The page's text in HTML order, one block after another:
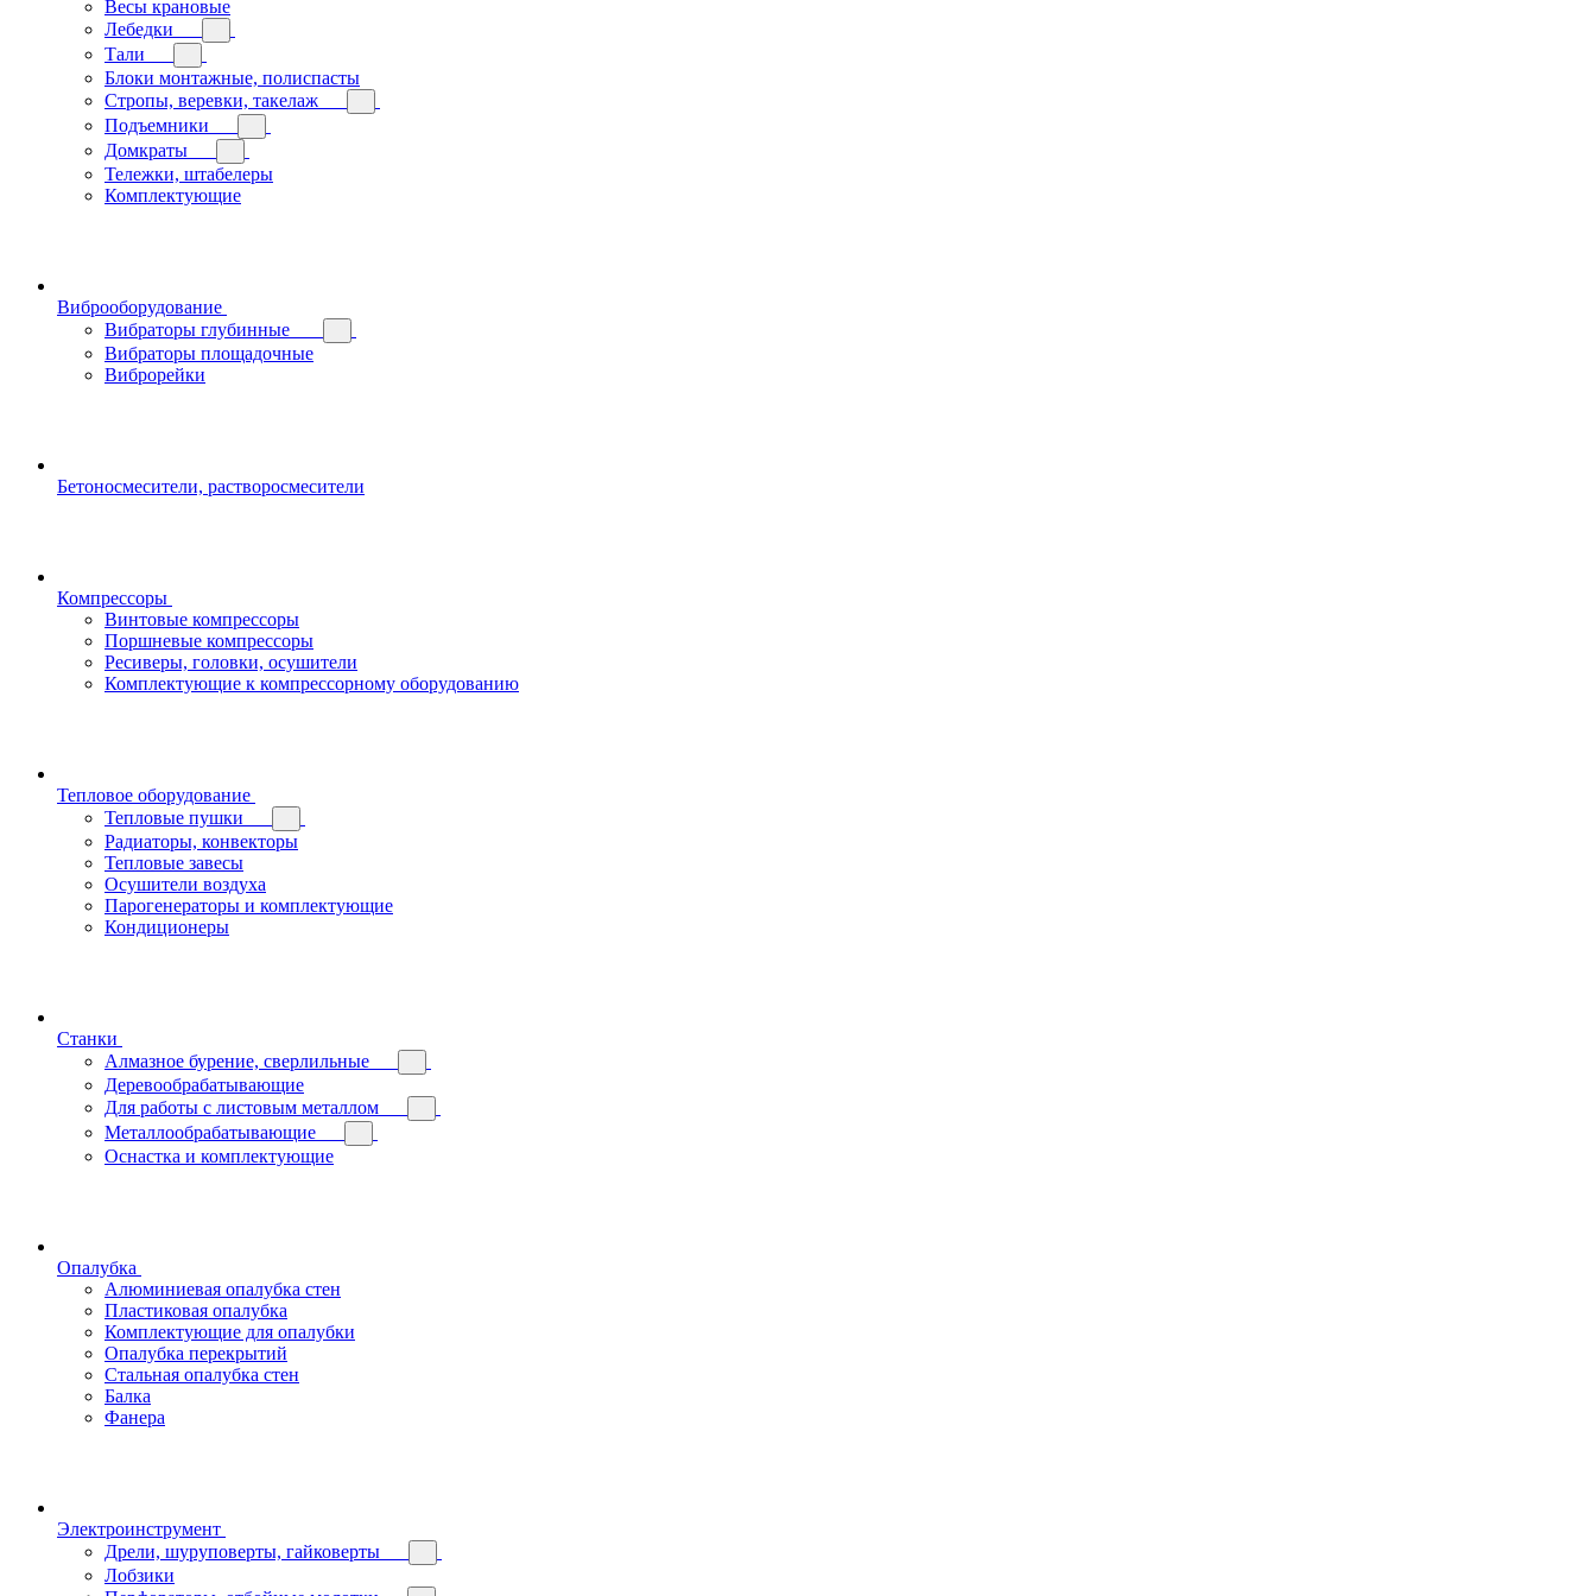
Весы крановые
Лебедки
Тали
Блоки монтажные, полиспасты
Стропы, веревки, такелаж
Подъемники
Домкраты
Тележки, штабелеры
Комплектующие
Виброоборудование
Вибраторы глубинные
Вибраторы площадочные
Виброрейки
Бетоносмесители, растворосмесители
Компрессоры
Винтовые компрессоры
Поршневые компрессоры
Ресиверы, головки, осушители
Комплектующие к компрессорному оборудованию
Тепловое оборудование
Тепловые пушки
Радиаторы, конвекторы
Тепловые завесы
Осушители воздуха
Парогенераторы и комплектующие
Кондиционеры
Станки
Алмазное бурение, сверлильные
Деревообрабатывающие
Для работы с листовым металлом
Металлообрабатывающие
Оснастка и комплектующие
Опалубка
Алюминиевая опалубка стен
Пластиковая опалубка
Комплектующие для опалубки
Опалубка перекрытий
Стальная опалубка стен
Балка
Фанера
Электроинструмент
Дрели, шуруповерты, гайковерты
Лобзики